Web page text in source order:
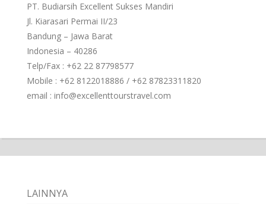
PT. Budiarsih Excellent Sukses Mandiri
Jl. Kiarasari Permai II/23
Bandung – Jawa Barat
Indonesia – 40286
Telp/Fax : +62 22 87798577
Mobile : +62 8122018886 / +62 87823311820
email : info@excellenttourstravel.com
LAINNYA